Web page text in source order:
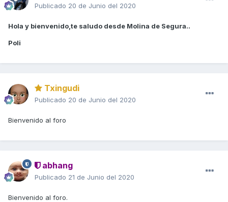
Publicado 20 de Junio del 2020
Hola y bienvenido,te saludo desde Molina de Segura..
Poli
Txingudi
Publicado 20 de Junio del 2020
Bienvenido al foro
abhang
Publicado 21 de Junio del 2020
Bienvenido al foro.